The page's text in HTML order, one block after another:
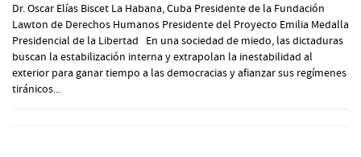
Dr. Oscar Elías Biscet La Habana, Cuba Presidente de la Fundación
Lawton de Derechos Humanos Presidente del Proyecto Emilia Medalla
Presidencial de la Libertad En una sociedad de miedo, las dictaduras
buscan la estabilización interna y extrapolan la inestabilidad al
exterior para ganar tiempo a las democracias y afianzar sus regímenes
tiránicos...